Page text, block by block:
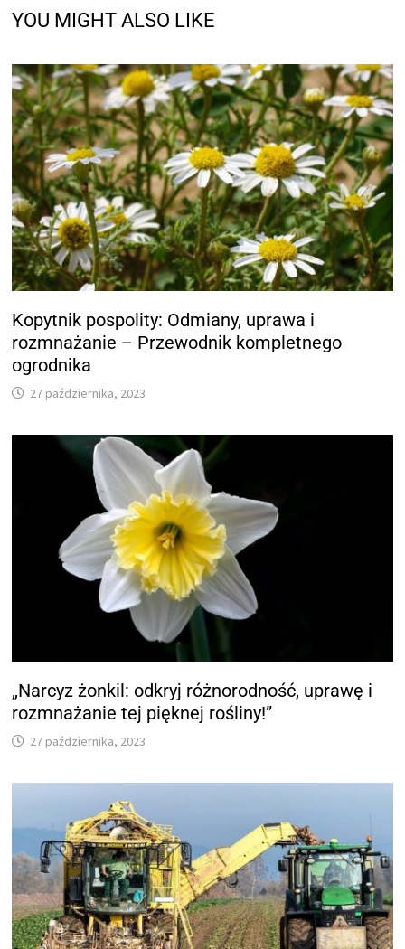
YOU MIGHT ALSO LIKE
Kopytnik pospolity: Odmiany, uprawa i
rozmnażanie – Przewodnik kompletnego
ogrodnika
27 października, 2023
„Narcyz żonkil: odkryj różnorodność, uprawę i
rozmnażanie tej pięknej rośliny!”
27 października, 2023